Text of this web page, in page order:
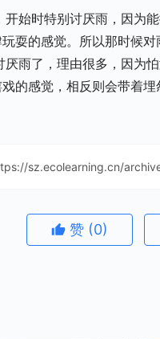
耍的感觉。所以那时候对
的感觉，相反则会带着
sz.ecolearning.cn/
赞 (0)